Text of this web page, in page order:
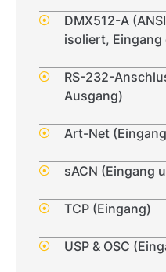
DMX512-A
isoliert, Eingang
RS-232-
Ausgang)
Art-Net
sACN (Eingang
TCP (Eingang)
USP & OSC